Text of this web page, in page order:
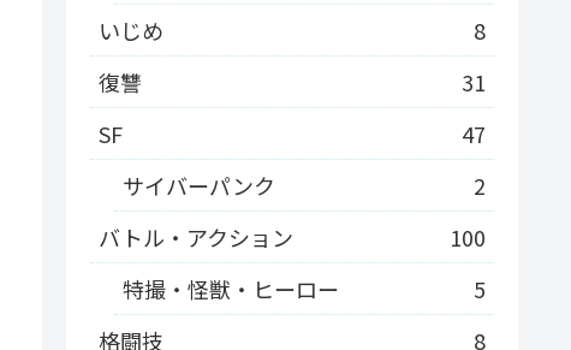
いじめ
8
復讐
31
SF
47
サイバーパンク
2
バトル・アクション
100
特撮・怪獣・ヒーロー
5
格闘技
8